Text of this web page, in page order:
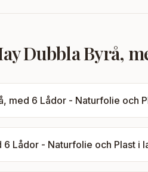
Dubbla Byrå,
med 6 Lådor - Naturfolie och
6 Lådor - Naturfolie och Plast i